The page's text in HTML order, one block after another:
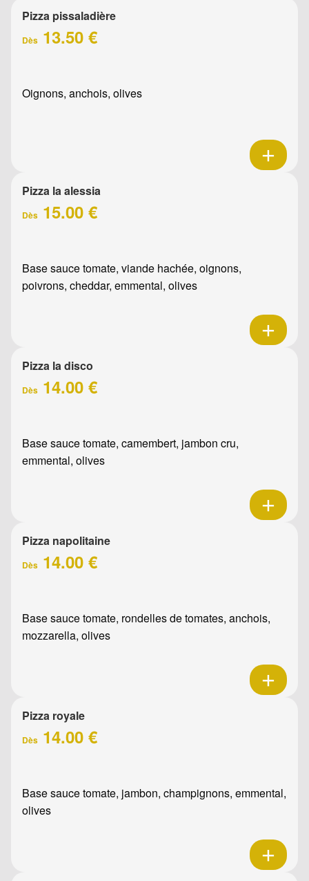
Pizza pissaladière
Dès 13.50 €
Oignons, anchois, olives
Pizza la alessia
Dès 15.00 €
Base sauce tomate, viande hachée, oignons,
poivrons, cheddar, emmental, olives
Pizza la disco
Dès 14.00 €
Base sauce tomate, camembert, jambon cru,
emmental, olives
Pizza napolitaine
Dès 14.00 €
Base sauce tomate, rondelles de tomates, anchois,
mozzarella, olives
Pizza royale
Dès 14.00 €
Base sauce tomate, jambon, champignons, emmental,
olives